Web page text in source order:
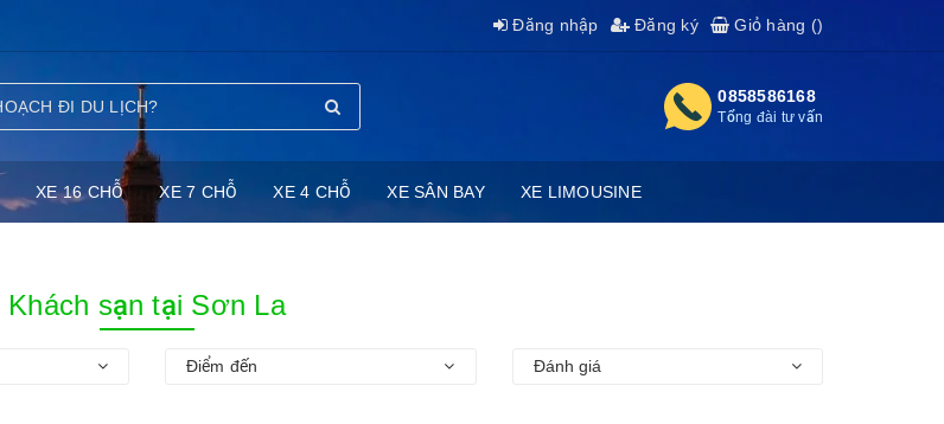
Giỏ hàng ()
Đăng nhập Đăng ký
0858586168
Tổng đài tư vấn
XE 16 CHỖ XE 7 CHỖ XE 4 CHỖ XE SÂN BAY XE LIMOUSINE
Khách sạn tại Sơn La
Điểm đến Đánh giá